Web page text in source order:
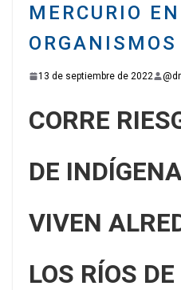
MERCURIO
ORGANISMOS
13 de septiembre de 2022
CORRE
DE
VIVEN
LOS RÍOS